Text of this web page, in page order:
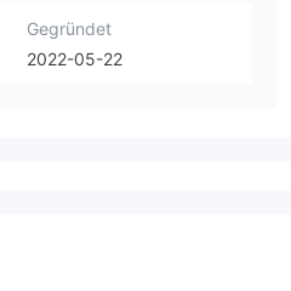
Gegründet
2022-05-22